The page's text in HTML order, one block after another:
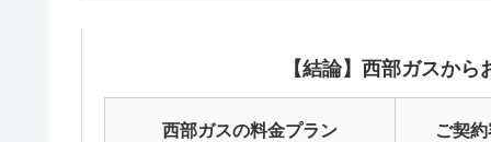
【結論】西部ガスか
西部ガスの料金プラン ご契